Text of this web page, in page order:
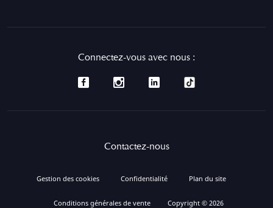
Connectez-vous avec nous :
Contactez-nous
Gestion des cookies Confidentialité Plan du site
Conditions générales de vente Copyright © 2026